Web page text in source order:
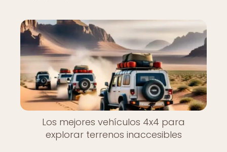
Los mejores vehículos 4x4 para
explorar terrenos inaccesibles